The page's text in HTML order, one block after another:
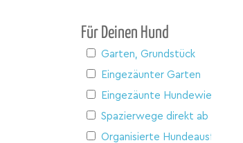
Für Deinen Hund
Garten, Grundstück
Eingezäunter Garten
Eingezäunte Hundewiese
Spazierwege direkt ab Haus
Organisierte Hundeausflüge